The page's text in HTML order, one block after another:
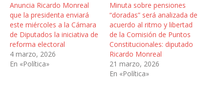
Anuncia Ricardo Monreal
que la presidenta enviará
este miércoles a la Cámara
de Diputados la iniciativa de
reforma electoral
4 marzo, 2026
En «Política»
Minuta sobre pensiones
“doradas” será analizada de
acuerdo al ritmo y libertad
de la Comisión de Puntos
Constitucionales: diputado
Ricardo Monreal
21 marzo, 2026
En «Política»